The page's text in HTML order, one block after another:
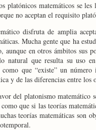
platónicos matemáticos se
no aceptan el requisito
disfruta de amplia
Mucha gente que ha
aunque en otros ámbitos sus
natural que resulta su uso
como que “existe” un
y de las diferencias entre los
del platonismo matemático
que si las teorías
teorías matemáticas son